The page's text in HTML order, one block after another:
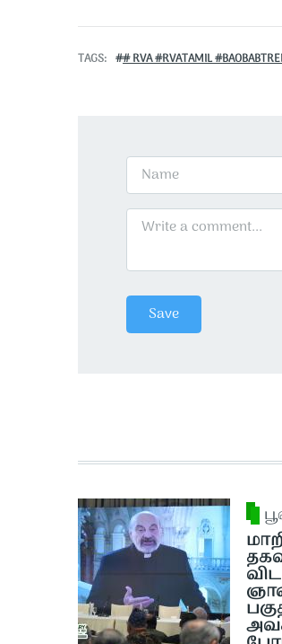
TAGS # RVA #RVATAMIL